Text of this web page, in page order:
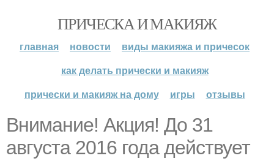
ПРИЧЕСКА И МАКИЯЖ
главная новости
виды макияжа и причесок
как делать прически и макияж
прически и макияж на дому
игры отзывы
Внимание! Акция! До 31
августа 2016 года действует